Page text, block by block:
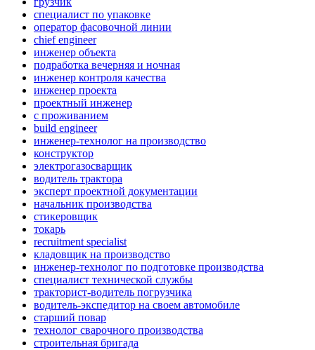
специалист по упаковке
оператор фасовочной линии
chief engineer
инженер объекта
подработка вечерняя и ночная
инженер контроля качества
инженер проекта
проектный инженер
с проживанием
build engineer
инженер-технолог на производство
конструктор
электрогазосварщик
водитель трактора
эксперт проектной документации
начальник производства
стикеровщик
токарь
recruitment specialist
кладовщик на производство
инженер-технолог по подготовке производства
специалист технической службы
тракторист-водитель погрузчика
водитель-экспедитор на своем автомобиле
старший повар
технолог сварочного производства
строительная бригада